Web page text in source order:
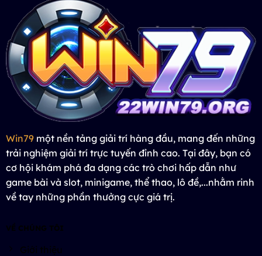
Win79một nền tảng giải trí hàng đầu, mang đến những
trải nghiệm giải trí trực tuyến đỉnh cao. Tại đây, bạn có
cơ hội khám phá đa dạng các trò chơi hấp dẫn như
game bài và slot, minigame, thể thao, lô đề,...nhằm rinh
về tay những phần thưởng cực giá trị.
VỀ CHÚNG TÔI
Giới thiệu